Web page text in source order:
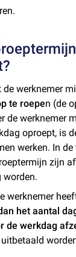
de werknemer
te roepen (de
de werknemer
oproept, is
werken. In
zijn
worden.
werknemer
het aantal
de werkdag